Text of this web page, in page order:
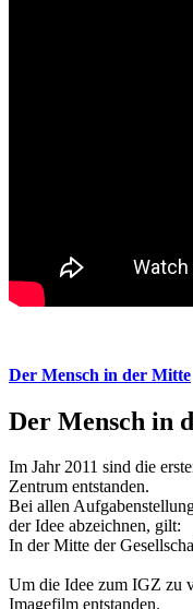
Der Mensch in der Mitte
Der Mensch in
Im Jahr 2011 sind die
Zentrum entstanden.
Bei allen
der Idee abzeichnen, gilt:
In der Mitte der
Um die Idee zum IGZ zu
Imagefilm entstanden.